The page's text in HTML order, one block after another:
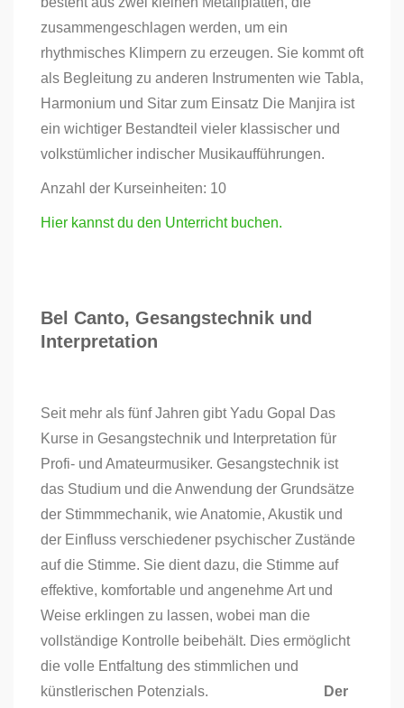
zusammengeschlagen werden, um ein
rhythmisches Klimpern zu erzeugen. Sie kommt oft
als Begleitung zu anderen Instrumenten wie Tabla,
Harmonium und Sitar zum Einsatz Die Manjira ist
ein wichtiger Bestandteil vieler klassischer und
volkstümlicher indischer Musikaufführungen.
Anzahl der Kurseinheiten: 10
Hier kannst du den Unterricht buchen.
Bel Canto, Gesangstechnik und
Interpretation
Seit mehr als fünf Jahren gibt Yadu Gopal Das
Kurse in Gesangstechnik und Interpretation für
Profi- und Amateurmusiker. Gesangstechnik ist
das Studium und die Anwendung der Grundsätze
der Stimmmechanik, wie Anatomie, Akustik und
der Einfluss verschiedener psychischer Zustände
auf die Stimme. Sie dient dazu, die Stimme auf
effektive, komfortable und angenehme Art und
Weise erklingen zu lassen, wobei man die
vollständige Kontrolle beibehält. Dies ermöglicht
die volle Entfaltung des stimmlichen und
künstlerischen Potenzials.
Der